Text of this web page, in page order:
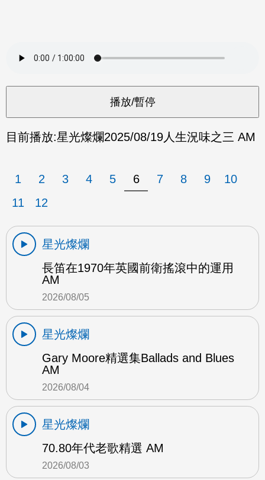
目前播放:星光燦爛2025/08/19人生況味之三 AM
1 2 3 4 5 6 7 8 9
10
11
12
星光燦爛
長笛在1970年英國前衛搖滾中的運用
AM
2026/08/05
星光燦爛
Gary Moore精選集Ballads and Blues
AM
2026/08/04
星光燦爛
70.80年代老歌精選 AM
2026/08/03